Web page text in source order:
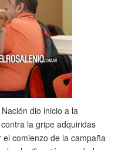
dio inicio a la
la gripe adquiridas
comienzo de la campaña